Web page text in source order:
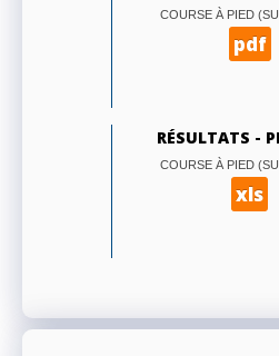
COURSE À PIED
pdf
RÉSULTATS -
COURSE À PIED
xls